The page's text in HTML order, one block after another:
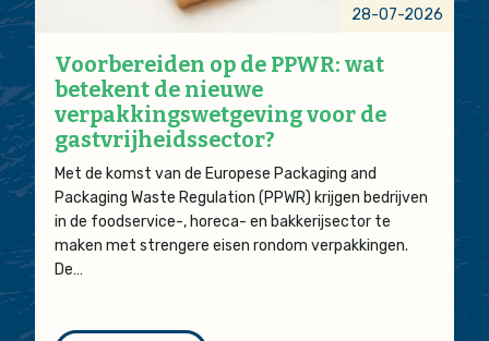
28-07-2026
Voorbereiden op de PPWR: wat
betekent de nieuwe
verpakkingswetgeving voor de
gastvrijheidssector?
Met de komst van de Europese Packaging and
Packaging Waste Regulation (PPWR) krijgen bedrijven
in de foodservice-, horeca- en bakkerijsector te
maken met strengere eisen rondom verpakkingen.
De…